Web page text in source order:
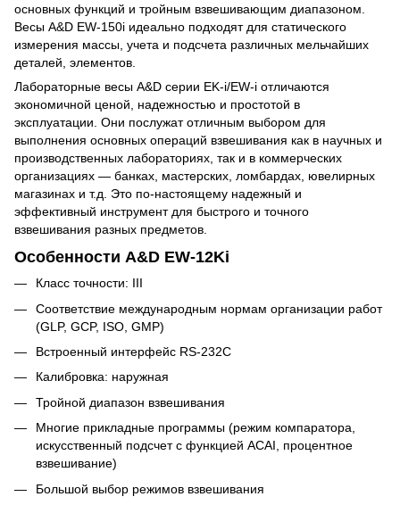
основных функций и тройным взвешивающим диапазоном.
Весы A&D EW-150i идеально подходят для статического
измерения массы, учета и подсчета различных мельчайших
деталей, элементов.
Лабораторные весы A&D серии EK-i/EW-i отличаются
экономичной ценой, надежностью и простотой в
эксплуатации. Они послужат отличным выбором для
выполнения основных операций взвешивания как в научных и
производственных лабораториях, так и в коммерческих
организациях — банках, мастерских, ломбардах, ювелирных
магазинах и т.д. Это по-настоящему надежный и
эффективный инструмент для быстрого и точного
взвешивания разных предметов.
Особенности A&D EW-12Ki
Класс точности: III
Соответствие международным нормам организации работ
(GLP, GCP, ISO, GMP)
Встроенный интерфейс RS-232C
Калибровка: наружная
Тройной диапазон взвешивания
Многие прикладные программы (режим компаратора,
искусственный подсчет с функцией ACAI, процентное
взвешивание)
Большой выбор режимов взвешивания